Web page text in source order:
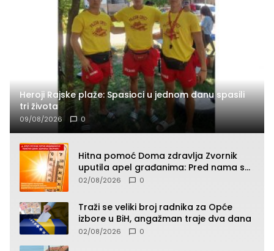
Heroji Rajske plaže: Spasioci u jednom danu spasili
tri života
09/08/2026 0
Hitna pomoć Doma zdravlja Zvornik
uputila apel građanima: Pred nama su
temperature do 40°C, oprez zbog
02/08/2026 0
Traži se veliki broj radnika za Opće
izbore u BiH, angažman traje dva dana
02/08/2026 0